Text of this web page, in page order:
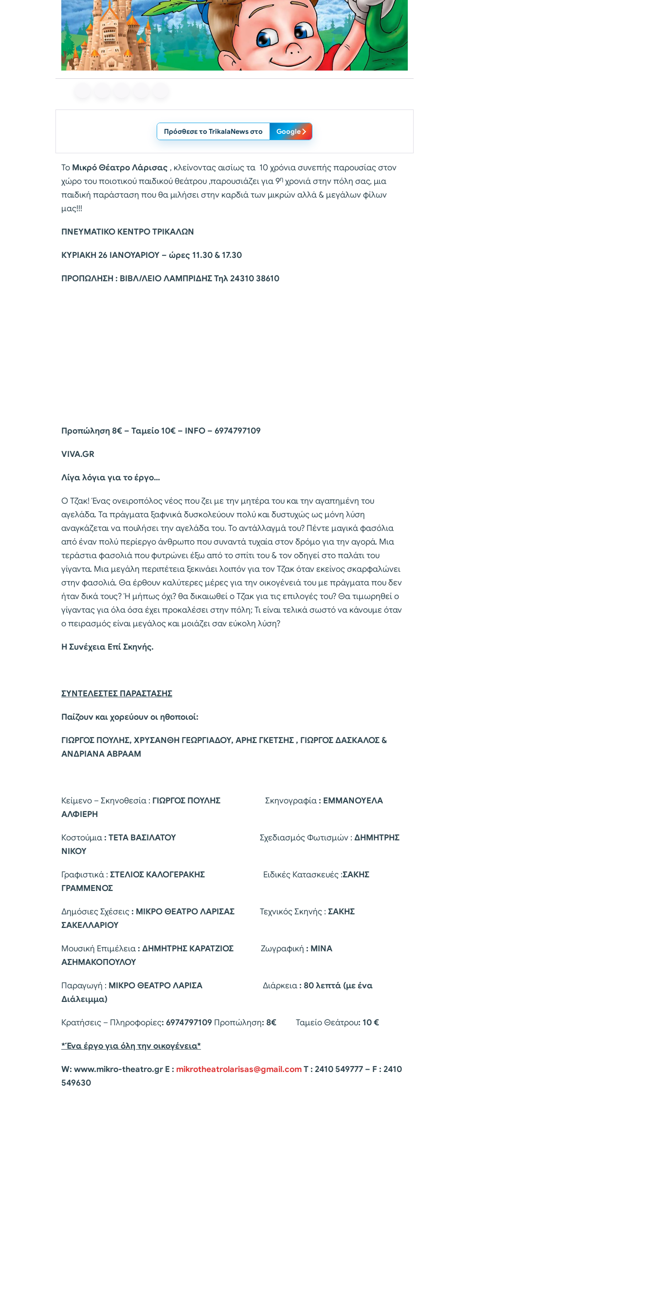
Πρόσθεσε το TrikalaNews στο Google
Το Μικρό Θέατρο Λάρισας , κλείνοντας αισίως τα 10 χρόνια συνεπής παρουσίας στον
χώρο του ποιοτικού παιδικού θεάτρου ,παρουσιάζει για 9η χρονιά στην πόλη σας, μια
παιδική παράσταση που θα μιλήσει στην καρδιά των μικρών αλλά & μεγάλων φίλων
μας!!!
ΠΝΕΥΜΑΤΙΚΟ ΚΕΝΤΡΟ ΤΡΙΚΑΛΩΝ
ΚΥΡΙΑΚΗ 26 ΙΑΝΟΥΑΡΙΟΥ – ώρες 11.30 & 17.30
ΠΡΟΠΩΛΗΣΗ : ΒΙΒΛ/ΛΕΙΟ ΛΑΜΠΡΙΔΗΣ Τηλ 24310 38610
Προπώληση 8€ – Ταμείο 10€ – INFO – 6974797109
VIVA.GR
Λίγα λόγια για το έργο…
Ο Τζακ! Ένας ονειροπόλος νέος που ζει με την μητέρα του και την αγαπημένη του
αγελάδα. Τα πράγματα ξαφνικά δυσκολεύουν πολύ και δυστυχώς ως μόνη λύση
αναγκάζεται να πουλήσει την αγελάδα του. Το αντάλλαγμά του? Πέντε μαγικά φασόλια
από έναν πολύ περίεργο άνθρωπο που συναντά τυχαία στον δρόμο για την αγορά. Μια
τεράστια φασολιά που φυτρώνει έξω από το σπίτι του & τον οδηγεί στο παλάτι του
γίγαντα. Μια μεγάλη περιπέτεια ξεκινάει λοιπόν για τον Τζακ όταν εκείνος σκαρφαλώνει
στην φασολιά. Θα έρθουν καλύτερες μέρες για την οικογένειά του με πράγματα που δεν
ήταν δικά τους? Ή μήπως όχι? θα δικαιωθεί ο Τζακ για τις επιλογές του? Θα τιμωρηθεί ο
γίγαντας για όλα όσα έχει προκαλέσει στην πόλη; Τι είναι τελικά σωστό να κάνουμε όταν
ο πειρασμός είναι μεγάλος και μοιάζει σαν εύκολη λύση?
Η Συνέχεια Επί Σκηνής.
ΣΥΝΤΕΛΕΣΤΕΣ ΠΑΡΑΣΤΑΣΗΣ
Παίζουν και χορεύουν οι ηθοποιοί:
ΓΙΩΡΓΟΣ ΠΟΥΛΗΣ, ΧΡΥΣΑΝΘΗ ΓΕΩΡΓΙΑΔΟΥ, ΑΡΗΣ ΓΚΕΤΣΗΣ , ΓΙΩΡΓΟΣ ΔΑΣΚΑΛΟΣ &
ΑΝΔΡΙΑΝΑ ΑΒΡΑΑΜ
Κείμενο – Σκηνοθεσία : ΓΙΩΡΓΟΣ ΠΟΥΛΗΣ Σκηνογραφία : ΕΜΜΑΝΟΥΕΛΑ
ΑΛΦΙΕΡΗ
Κοστούμια : ΤΕΤΑ ΒΑΣΙΛΑΤΟΥ Σχεδιασμός Φωτισμών : ΔΗΜΗΤΡΗΣ
ΝΙΚΟΥ
Γραφιστικά : ΣΤΕΛΙΟΣ ΚΑΛΟΓΕΡΑΚΗΣ Ειδικές Κατασκευές :ΣΑΚΗΣ
ΓΡΑΜΜΕΝΟΣ
Δημόσιες Σχέσεις : ΜΙΚΡΟ ΘΕΑΤΡΟ ΛΑΡΙΣΑΣ Τεχνικός Σκηνής : ΣΑΚΗΣ
ΣΑΚΕΛΛΑΡΙΟΥ
Μουσική Επιμέλεια : ΔΗΜΗΤΡΗΣ ΚΑΡΑΤΖΙΟΣ Ζωγραφική : ΜΙΝΑ
ΑΣΗΜΑΚΟΠΟΥΛΟΥ
Παραγωγή : ΜΙΚΡΟ ΘΕΑΤΡΟ ΛΑΡΙΣΑ Διάρκεια : 80 λεπτά (με ένα
Διάλειμμα)
Κρατήσεις – Πληροφορίες: 6974797109 Προπώληση: 8€ Ταμείο Θεάτρου: 10 €
*Ένα έργο για όλη την οικογένεια*
W: www.mikro-theatro.gr E : mikrotheatrolarisas@gmail.comΤ : 2410 549777 – F : 2410
549630